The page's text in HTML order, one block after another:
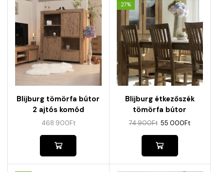
Blijburg tömörfa bútor
2 ajtós komód
468 900Ft
27%
Blijburg étkezőszék
tömörfa bútor
74 900Ft 55 000Ft